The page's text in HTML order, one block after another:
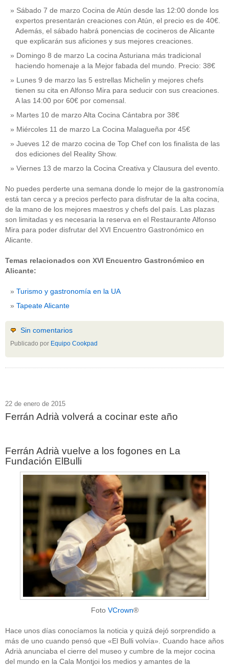
Sábado 7 de marzo Cocina de Atún desde las 12:00 donde los
expertos presentarán creaciones con Atún, el precio es de 40€.
Además, el sábado habrá ponencias de cocineros de Alicante
que explicarán sus aficiones y sus mejores creaciones.
Domingo 8 de marzo La cocina Asturiana más tradicional
haciendo homenaje a la Mejor fabada del mundo. Precio: 38€
Lunes 9 de marzo las 5 estrellas Michelin y mejores chefs
tienen su cita en Alfonso Mira para seducir con sus creaciones.
A las 14:00 por 60€ por comensal.
Martes 10 de marzo Alta Cocina Cántabra por 38€
Miércoles 11 de marzo La Cocina Malagueña por 45€
Jueves 12 de marzo cocina de Top Chef con los finalista de las
dos ediciones del Reality Show.
Viernes 13 de marzo la Cocina Creativa y Clausura del evento.
No puedes perderte una semana donde lo mejor de la gastronomía
está tan cerca y a precios perfecto para disfrutar de la alta cocina,
de la mano de los mejores maestros y chefs del país. Las plazas
son limitadas y es necesaria la reserva en el Restaurante Alfonso
Mira para poder disfrutar del XVI Encuentro Gastronómico en
Alicante.
Temas relacionados con XVI Encuentro Gastronómico en
Alicante:
Turismo y gastronomía en la UA
Tapeate Alicante
Sin comentarios
Publicado por Equipo Cookpad
22 de enero de 2015
Ferrán Adrià volverá a cocinar este año
Ferrán Adrià vuelve a los fogones en La
Fundación ElBulli
Foto VCrown®
Hace unos días conocíamos la noticia y quizá dejó sorprendido a
más de uno cuando pensó que «El Bulli volvía». Cuando hace años
Adrià anunciaba el cierre del museo y cumbre de la mejor cocina
del mundo en la Cala Montjoi los medios y amantes de la